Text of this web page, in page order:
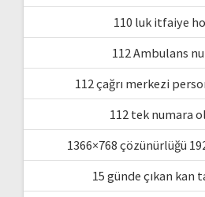
110 luk itfaiye
112 Ambulans
112 çağrı merkezi
112 tek numara
1366×768 çözünürlüğü
15 günde çıkan kan